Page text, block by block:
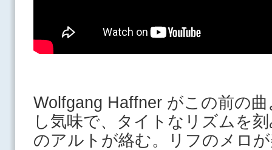
Wolfgang Haffner がこの前の
し気味で、タイトなリズムを
のアルトが絡む。リフのメロ